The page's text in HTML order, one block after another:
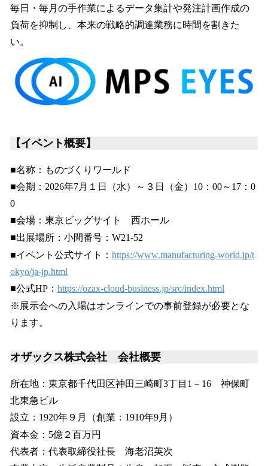
毎日・毎月の手作業によるデータ集計や発注計画作成の
負荷を抑制し、本来の戦略的調達業務に時間を割きた
い。
【イベント概要】
■名称：ものづくりワールド
■会期：2026年7月１日（水）～３日（金）10：00～17：0
0
■会場：東京ビッグサイト 西ホール
■出展場所：小間番号：W21-52
■イベント公式サイト： https://www.manufacturing-world.jp/t
okyo/ja-jp.html
■公式HP： https://ozax-cloud-business.jp/src/index.html
※展示会への入場はオンラインでの事前登録が必要とな
ります。
オザックス株式会社 会社概要
所在地：東京都千代田区神田三崎町3丁目1－16 神保町
北東急ビル
設立：1920年９月（創業：1910年9月）
資本金：5億２百万円
代表者：代表取締役社長 海老沼英次